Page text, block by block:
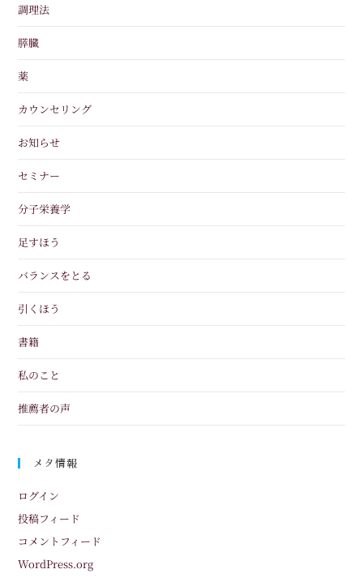
調理法
膵臓
薬
カウンセリング
お知らせ
セミナー
分子栄養学
足すほう
バランスをとる
引くほう
書籍
私のこと
推薦者の声
メタ情報
ログイン
投稿フィード
コメントフィード
WordPress.org